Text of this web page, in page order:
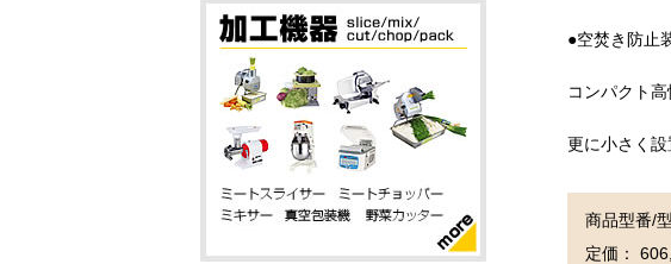
●空焚き防止
コンパクト
更に小さく
商品型番/
定価：